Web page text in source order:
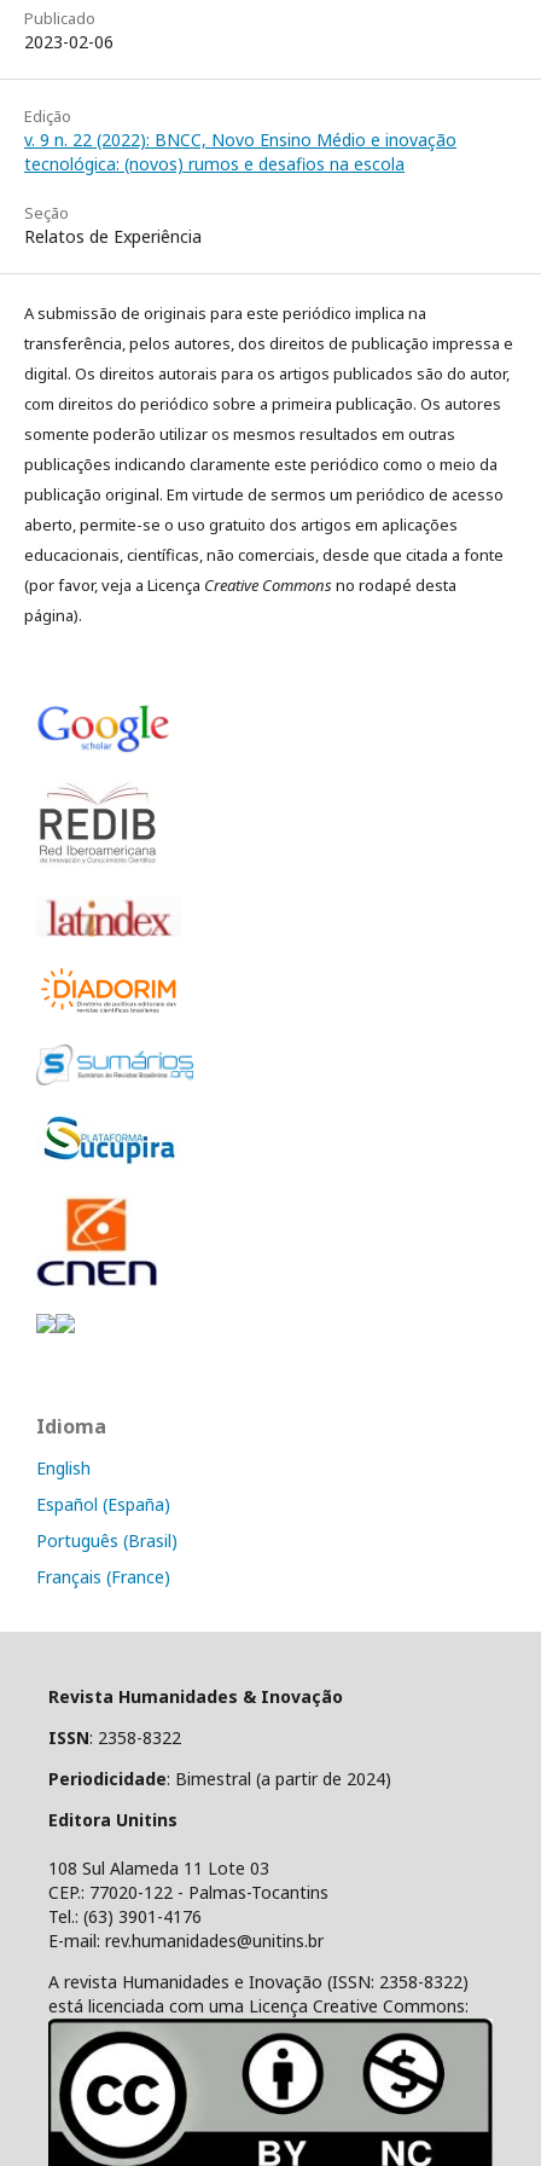
Publicado
2023-02-06
Edição
v. 9 n. 22 (2022): BNCC, Novo Ensino Médio e inovação
tecnológica: (novos) rumos e desafios na escola
Seção
Relatos de Experiência
A submissão de originais para este periódico implica na
transferência, pelos autores, dos direitos de publicação impressa e
digital. Os direitos autorais para os artigos publicados são do autor,
com direitos do periódico sobre a primeira publicação. Os autores
somente poderão utilizar os mesmos resultados em outras
publicações indicando claramente este periódico como o meio da
publicação original. Em virtude de sermos um periódico de acesso
aberto, permite-se o uso gratuito dos artigos em aplicações
educacionais, científicas, não comerciais, desde que citada a fonte
(por favor, veja a Licença Creative Commonsno rodapé desta
página).
Idioma
English
Español (España)
Português (Brasil)
Français (France)
Revista Humanidades & Inovação
ISSN: 2358-8322
Periodicidade: Bimestral (a partir de 2024)
Editora Unitins
108 Sul Alameda 11 Lote 03
CEP.: 77020-122 - Palmas-Tocantins
Tel.: (63) 3901-4176
E-mail: rev.humanidades@unitins.br
A revista Humanidades e Inovação (ISSN: 2358-8322)
está licenciada com uma Licença Creative Commons: